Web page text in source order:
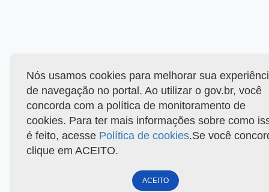
Nós usamos cookies para melhorar sua
de navegação no portal. Ao utilizar o gov.br, você
concorda com a política de monitoramento de
cookies. Para ter mais informações sobre como
é feito, acesse Política de cookies.Se você
clique em ACEITO.
ACEITO